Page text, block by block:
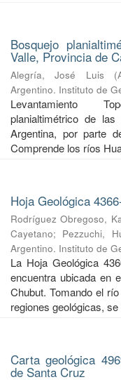
Bosquejo
Valle, Provincia de
Alegría, José Luis (
Argentino. Instituto de
Levantamiento
planialtimétrico de
Argentina, por parte
Comprende los ríos
Hoja Geológica
Rodríguez Obregoso,
Cayetano; Pezzuchi,
Argentino. Instituto de
La Hoja Geológica
encuentra ubicada en
Chubut. Tomando el
regiones geológicas,
Carta geológica
de Santa Cruz